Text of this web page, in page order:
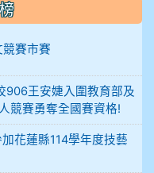
賽市賽
王安婕入圍教育部及
競賽勇奪全國賽資格!
花蓮縣114學年度技藝